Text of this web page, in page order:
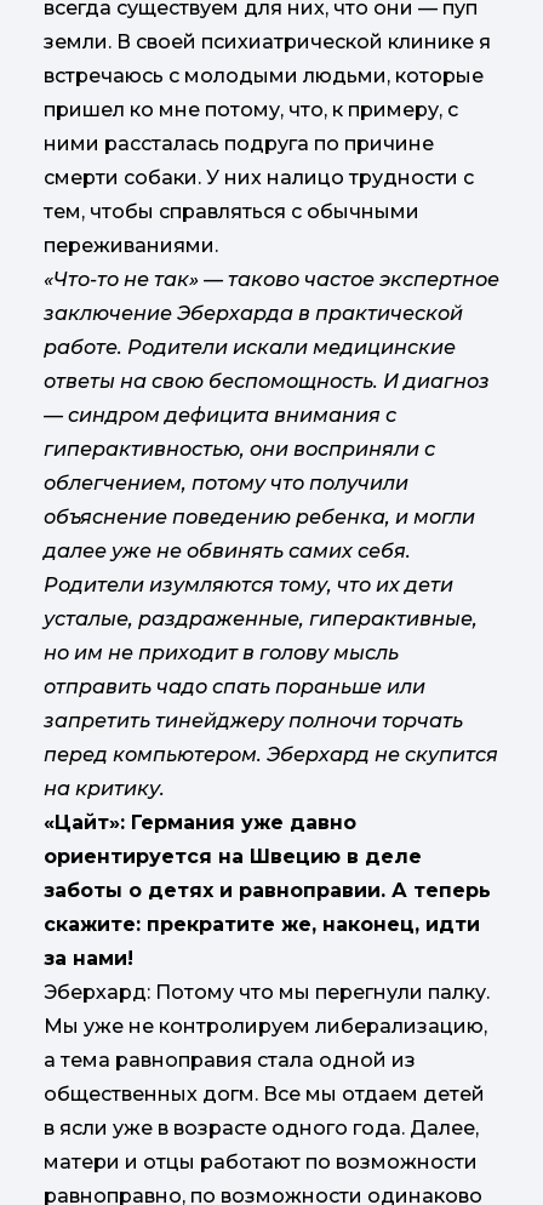
всегда существуем для них, что они — пуп
земли. В своей психиатрической клинике я
встречаюсь с молодыми людьми, которые
пришел ко мне потому, что, к примеру, с
ними рассталась подруга по причине
смерти собаки. У них налицо трудности с
тем, чтобы справляться с обычными
переживаниями.
«Что-то не так» — таково частое экспертное
заключение Эберхарда в практической
работе. Родители искали медицинские
ответы на свою беспомощность. И диагноз
— синдром дефицита внимания с
гиперактивностью, они восприняли с
облегчением, потому что получили
объяснение поведению ребенка, и могли
далее уже не обвинять самих себя.
Родители изумляются тому, что их дети
усталые, раздраженные, гиперактивные,
но им не приходит в голову мысль
отправить чадо спать пораньше или
запретить тинейджеру полночи торчать
перед компьютером. Эберхард не скупится
на критику.
«Цайт»: Германия уже давно
ориентируется на Швецию в деле
заботы о детях и равноправии. А теперь
скажите: прекратите же, наконец, идти
за нами!
Эберхард: Потому что мы перегнули палку.
Мы уже не контролируем либерализацию,
а тема равноправия стала одной из
общественных догм. Все мы отдаем детей
в ясли уже в возрасте одного года. Далее,
матери и отцы работают по возможности
равноправно, по возможности одинаково